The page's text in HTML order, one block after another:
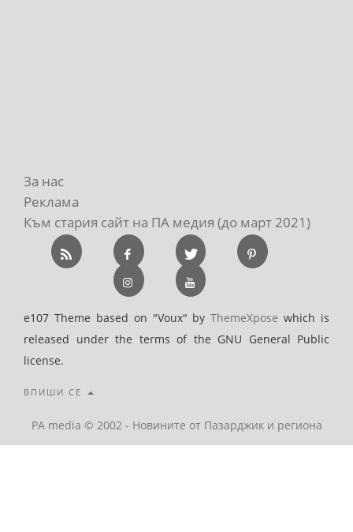
За нас
Реклама
Към стария сайт на ПА медия (до март 2021)
e107 Theme based on "Voux" byThemeXpose which is
released under the terms of the GNU General Public
license.
ВПИШИ СЕ
PA media © 2002 - Новините от Пазарджик и региона